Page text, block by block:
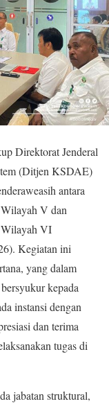
Direktorat Jenderal
(Ditjen KSDAE)
antara
V dan
Wilayah VI
Kegiatan ini
yang dalam
kepada
instansi dengan
dan terima
tugas di
jabatan struktural,